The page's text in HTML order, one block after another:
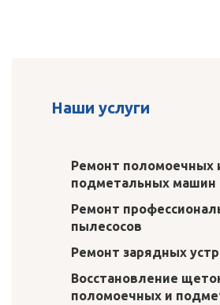
Наши услуги
Ремонт поломоечных
подметальных машин
Ремонт
пылесосов
Ремонт зарядных
Восстановление
поломоечных и